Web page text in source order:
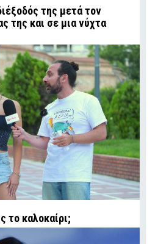
της μετά τον
της και σε μια νύχτα
το καλοκαίρι;